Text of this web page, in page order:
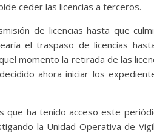
ceder las licencias a terceros.
de licencias hasta que
el traspaso de licencias
momento la retirada de las
ahora iniciar los
que ha tenido acceso este
la Unidad Operativa de